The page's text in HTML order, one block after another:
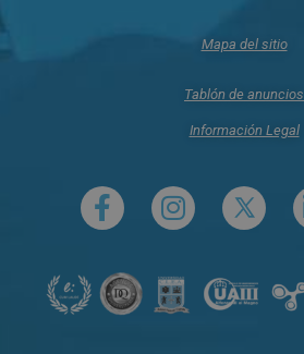
Mapa del sitio
Tablón de anuncios
Información Legal